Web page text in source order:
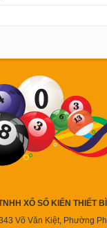
XỔ SỐ KIẾN THIẾT
Võ Văn Kiệt, Phường